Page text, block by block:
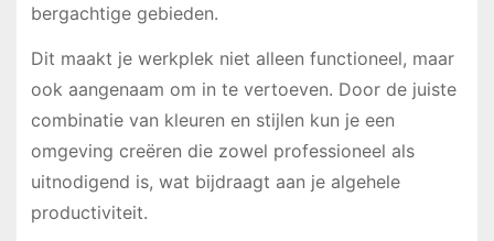
bergachtige gebieden.
Dit maakt je werkplek niet alleen functioneel, maar
ook aangenaam om in te vertoeven. Door de juiste
combinatie van kleuren en stijlen kun je een
omgeving creëren die zowel professioneel als
uitnodigend is, wat bijdraagt aan je algehele
productiviteit.